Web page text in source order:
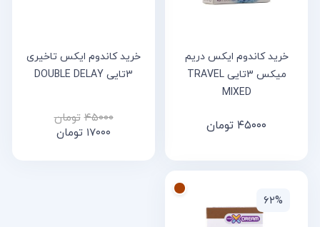
خرید کاندوم ایکس دریم
میکس 3تایی TRAVEL
MIXED
۴۵۰۰۰ تومان
خرید کاندوم ایکس تاخیری
3تایی DOUBLE DELAY
۴۵۰۰۰ تومان
۱۷۰۰۰ تومان
۶۲%